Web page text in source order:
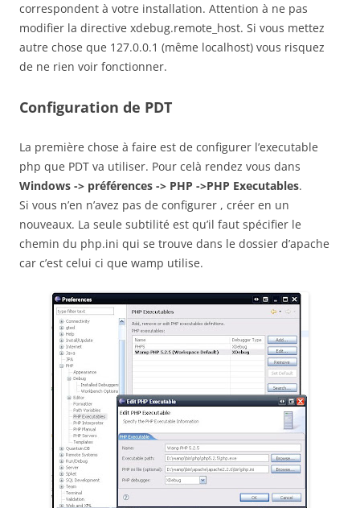
correspondent à votre installation. Attention à ne pas
modifier la directive xdebug.remote_host. Si vous mettez
autre chose que 127.0.0.1 (même localhost) vous risquez
de ne rien voir fonctionner.
Configuration de PDT
La première chose à faire est de configurer l’executable
php que PDT va utiliser. Pour celà rendez vous dans
Windows -> préférences -> PHP ->PHP Executables.
Si vous n’en n’avez pas de configurer , créer en un
nouveaux. La seule subtilité est qu’il faut spécifier le
chemin du php.ini qui se trouve dans le dossier d’apache
car c’est celui ci que wamp utilise.